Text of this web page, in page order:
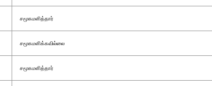
சமூகமளித்தார்
சமூகமளிக்கவில்லை
சமூகமளித்தார்